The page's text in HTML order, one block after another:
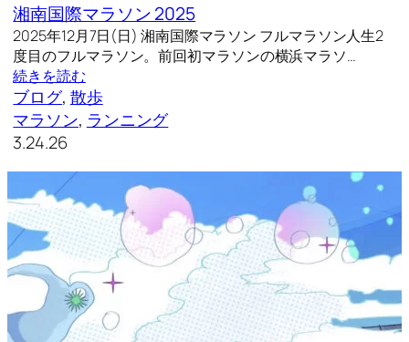
湘南国際マラソン 2025
2025年12月7日(日) 湘南国際マラソン フルマラソン人生2
度目のフルマラソン。前回初マラソンの横浜マラソ…
続きを読む
ブログ, 散歩
マラソン, ランニング
3.24.26